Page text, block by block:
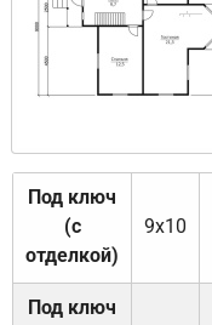
Под ключ
(с
отделкой)
9х10
Под ключ